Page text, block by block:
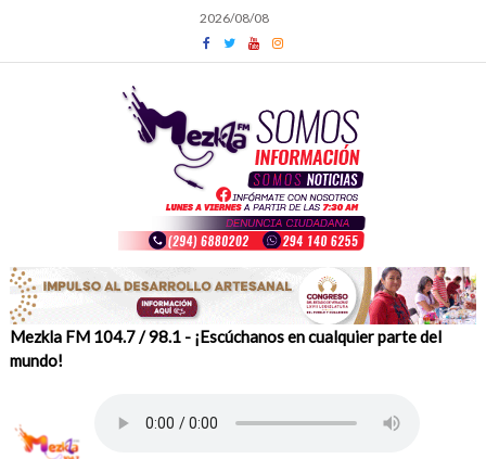
content
2026/08/08
Mezkla FM 104.7 / 98.1 - ¡Escúchanos en cualquier parte del
mundo!